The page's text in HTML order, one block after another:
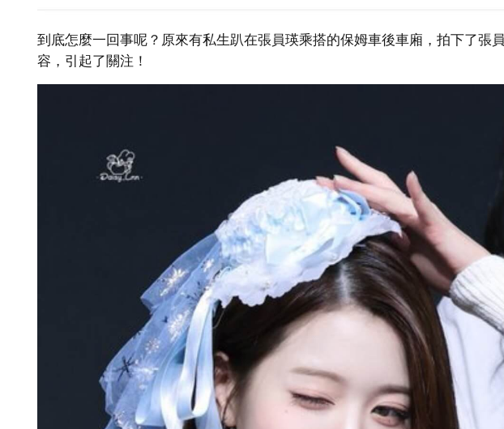
到底怎麼一回事呢？原來有私生趴在張員瑛乘搭的保姆車後車廂，拍下了張
容，引起了關注！